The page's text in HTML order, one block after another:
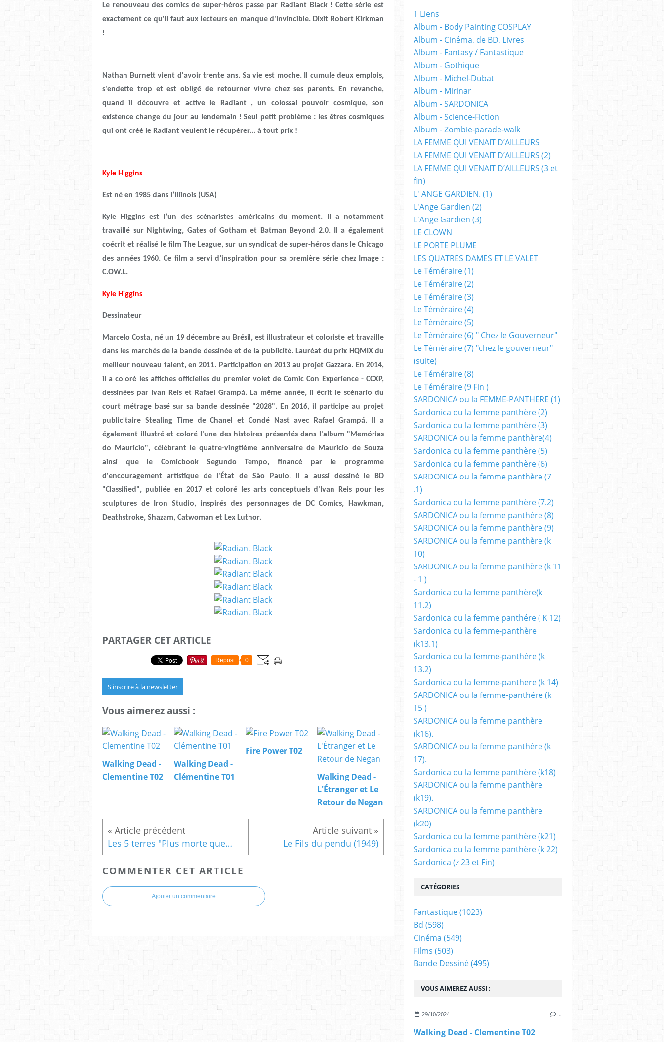
Le renouveau des comics de super-héros passe par Radiant Black ! Cette série est
exactement ce qu'il faut aux lecteurs en manque d'Invincible. Dixit Robert Kirkman
!
Nathan Burnett vient d'avoir trente ans. Sa vie est moche. Il cumule deux emplois,
s'endette trop et est obligé de retourner vivre chez ses parents. En revanche,
quand il découvre et active le Radiant , un colossal pouvoir cosmique, son
existence change du jour au lendemain ! Seul petit problème : les êtres cosmiques
qui ont créé le Radiant veulent le récupérer... à tout prix !
Kyle Higgins
Est né en 1985 dans l’Illinois (USA)
Kyle Higgins est l’un des scénaristes américains du moment. Il a notamment
travaillé sur Nightwing, Gates of Gotham et Batman Beyond 2.0. Il a également
coécrit et réalisé le film The League, sur un syndicat de super-héros dans le Chicago
des années 1960. Ce film a servi d’inspiration pour sa première série chez Image :
C.OW.L.
Kyle Higgins
Dessinateur
Marcelo Costa, né un 19 décembre au Brésil, est illustrateur et coloriste et travaille
dans les marchés de la bande dessinée et de la publicité. Lauréat du prix HQMIX du
meilleur nouveau talent, en 2011. Participation en 2013 au projet Gazzara. En 2014,
il a coloré les affiches officielles du premier volet de Comic Con Experience - CCXP,
dessinées par Ivan Reis et Rafael Grampá. La même année, il écrit le scénario du
court métrage basé sur sa bande dessinée "2028". En 2016, il participe au projet
publicitaire Stealing Time de Chanel et Condé Nast avec Rafael Grampá. Il a
également illustré et coloré l'une des histoires présentés dans l'album "Memórias
do Mauricio", célébrant le quatre-vingtième anniversaire de Mauricio de Souza
ainsi que le Comicbook Segundo Tempo, financé par le programme
d'encouragement artistique de l'État de São Paulo. Il a aussi dessiné le BD
"Classified", publiée en 2017 et coloré les arts conceptuels d'Ivan Reis pour les
sculptures de Iron Studio, inspirés des personnages de DC Comics, Hawkman,
Deathstroke, Shazam, Catwoman et Lex Luthor.
PARTAGER CET ARTICLE
Repost 0
S'inscrire à la newsletter
Vous aimerez aussi :
Walking Dead -
Clementine T02
Walking Dead -
Clémentine T01
Fire Power T02
Walking Dead -
L'Étranger et Le
Retour de Negan
Les 5 terres "Plus morte que morte" Le Fils du pendu (1949)
COMMENTER CET ARTICLE
Ajouter un commentaire
VOUS AIMEREZ AUSSI :
29/10/2024 …
Walking Dead - Clementine T02
1 Liens
Album - Body Painting COSPLAY
Album - Cinéma, de BD, Livres
Album - Fantasy / Fantastique
Album - Gothique
Album - Michel-Dubat
Album - Mirinar
Album - SARDONICA
Album - Science-Fiction
Album - Zombie-parade-walk
LA FEMME QUI VENAIT D’AILLEURS
LA FEMME QUI VENAIT D’AILLEURS (2)
LA FEMME QUI VENAIT D’AILLEURS (3 et
fin)
L' ANGE GARDIEN. (1)
L'Ange Gardien (2)
L'Ange Gardien (3)
LE CLOWN
LE PORTE PLUME
LES QUATRES DAMES ET LE VALET
Le Téméraire (1)
Le Téméraire (2)
Le Téméraire (3)
Le Téméraire (4)
Le Téméraire (5)
Le Téméraire (6) " Chez le Gouverneur"
Le Téméraire (7) "chez le gouverneur"
(suite)
Le Téméraire (8)
Le Téméraire (9 Fin )
SARDONICA ou la FEMME-PANTHERE (1)
Sardonica ou la femme panthère (2)
Sardonica ou la femme panthère (3)
SARDONICA ou la femme panthère(4)
Sardonica ou la femme panthère (5)
Sardonica ou la femme panthère (6)
SARDONICA ou la femme panthère (7
.1)
Sardonica ou la femme panthère (7.2)
SARDONICA ou la femme panthère (8)
SARDONICA ou la femme panthère (9)
SARDONICA ou la femme panthère (k
10)
SARDONICA ou la femme panthère (k 11
- 1 )
Sardonica ou la femme panthère(k
11.2)
Sardonica ou la femme panthére ( K 12)
Sardonica ou la femme-panthère
(k13.1)
Sardonica ou la femme-panthère (k
13.2)
Sardonica ou la femme-panthere (k 14)
SARDONICA ou la femme-panthére (k
15 )
SARDONICA ou la femme panthère
(k16).
SARDONICA ou la femme panthère (k
17).
Sardonica ou la femme panthère (k18)
SARDONICA ou la femme panthère
(k19).
SARDONICA ou la femme panthère
(k20)
Sardonica ou la femme panthère (k21)
Sardonica ou la femme panthère (k 22)
Sardonica (z 23 et Fin)
CATÉGORIES
Fantastique(1023)
Bd (598)
Cinéma (549)
Films (503)
Bande Dessiné(495)